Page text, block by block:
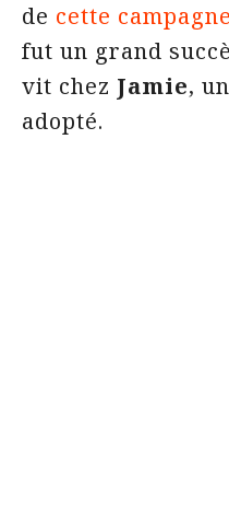
de cette
fut un grand
vit chez Jamie,
adopté.